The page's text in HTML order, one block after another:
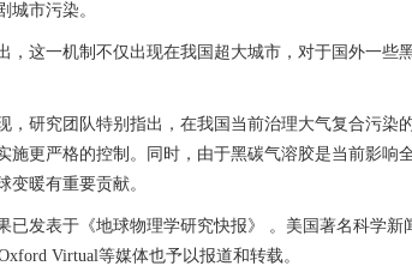
城市污染。
这一机制不仅出现在我国超大城市，对于国外一些
研究团队特别指出，在我国当前治理大气复合污染
施更严格的控制。同时，由于黑碳气溶胶是当前影
变暖有重要贡献。
发表于《地球物理学研究快报》 。美国著名科学新
Virtual等媒体也予以报道和转载。